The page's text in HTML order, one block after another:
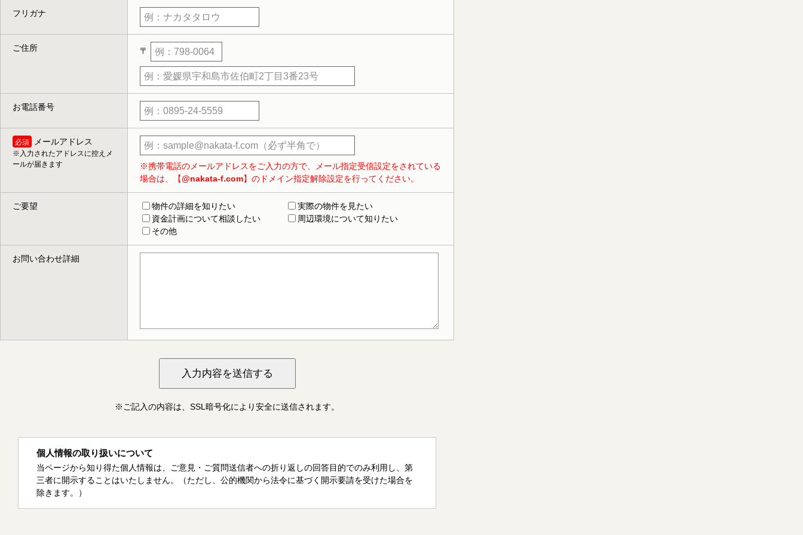
フリガナ
ご住所 〒
お電話番号
メールアドレス
※入力されたアドレスに控えメ
ールが届きます
※携帯電話のメールアドレスをご入力の方で、メール指定受信設定をされている
場合は、【@nakata-f.com】のドメイン指定解除設定を行ってください。
ご要望 物件の詳細を知りたい
実際の物件を見たい
資金計画について相談したい
周辺環境について知りたい
その他
お問い合わせ詳細
※ご記入の内容は、SSL暗号化により安全に送信されます。
個人情報の取り扱いについて
当ページから知り得た個人情報は、ご意見・ご質問送信者への折り返しの回答目的でのみ利用し、第
三者に開示することはいたしません。（ただし、公的機関から法令に基づく開示要請を受けた場合を
除きます。）